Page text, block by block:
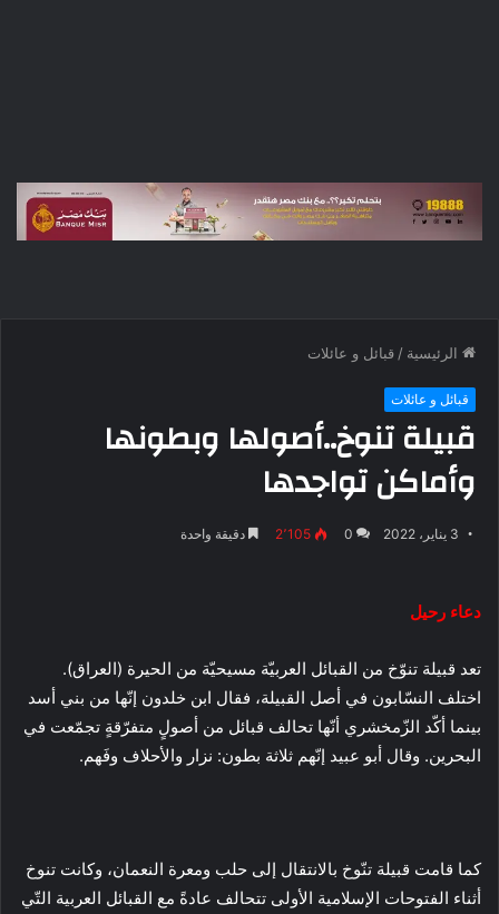
الرئيسية / قبائل و عائلات
قبائل و عائلات
قبيلة تنوخ..أصولها وبطونها
وأماكن تواجدها
3 يناير، 2022 0 2٬105 دقيقة واحدة
دعاء رحيل
تعد قبيلة تنوّخ من القبائل العربيّة مسيحيّة من الحيرة (العراق).
اختلف النسّابون في أصل القبيلة، فقال ابن خلدون إنّها من بني أسد
بينما أكّد الزّمخشري أنّها تحالف قبائل من أصولٍ متفرّقةٍ تجمّعت في
البحرين. وقال أبو عبيد إنّهم ثلاثة بطون: نزار والأحلاف وفَهم.
كما قامت قبيلة تنّوخ بالانتقال إلى حلب ومعرة النعمان، وكانت تنوخ
أثناء الفتوحات الإسلامية الأولى تتحالف عادةً مع القبائل العربية التّي